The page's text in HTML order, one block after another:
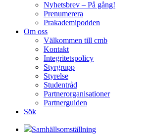
Nyhetsbrev – På gång!
Prenumerera
Prakademipodden
Om oss
Välkommen till cmb
Kontakt
Integritetspolicy
Styrgrupp
Styrelse
Studentråd
Partnerorganisationer
Partnerguiden
Sök
Samhällsomställning